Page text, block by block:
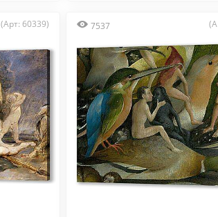
(Арт: 60339) 7537